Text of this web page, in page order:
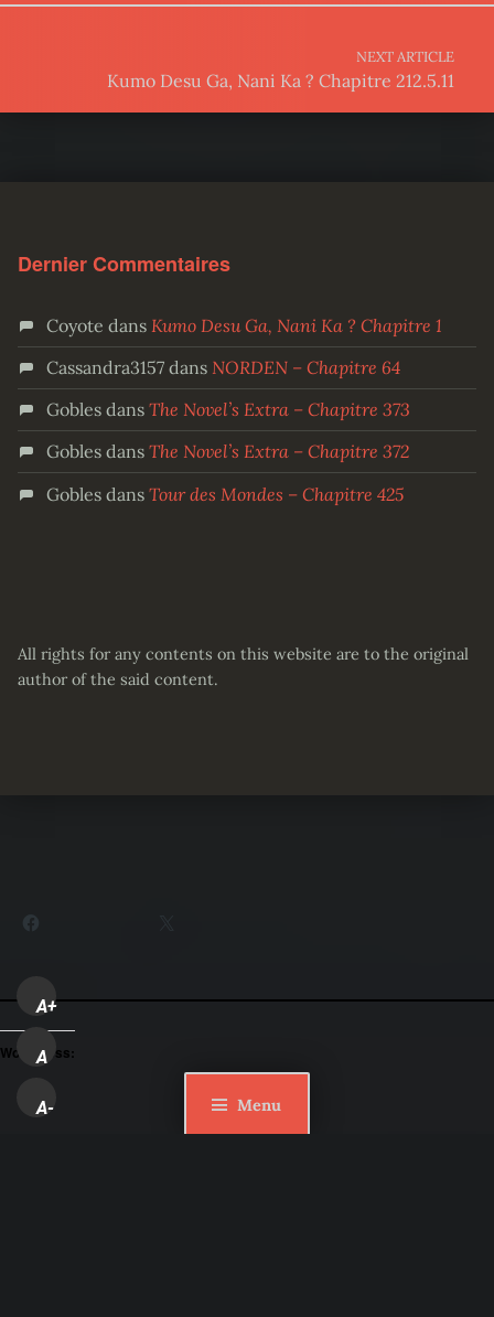
Menu
NEXT ARTICLE
Kumo Desu Ga, Nani Ka ? Chapitre 212.5.11
Dernier Commentaires
Coyote dans Kumo Desu Ga, Nani Ka ? Chapitre 1
Cassandra3157dans NORDEN – Chapitre 64
Goblesdans The Novel’s Extra – Chapitre 373
Goblesdans The Novel’s Extra – Chapitre 372
Goblesdans Tour des Mondes – Chapitre 425
All rights for any contents on this website are to the original
author of the said content.
A+
A
A-
WordPress: